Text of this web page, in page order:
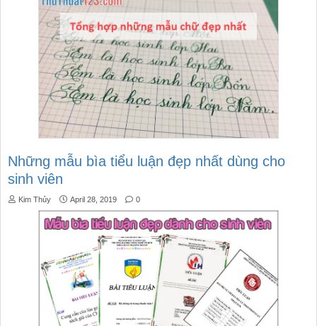
Những mẫu bìa tiểu luận đẹp nhất dùng cho
sinh viên
Kim Thủy April 28, 2019 0